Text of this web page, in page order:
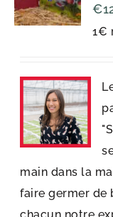
1€
€
main dans la
faire germer de